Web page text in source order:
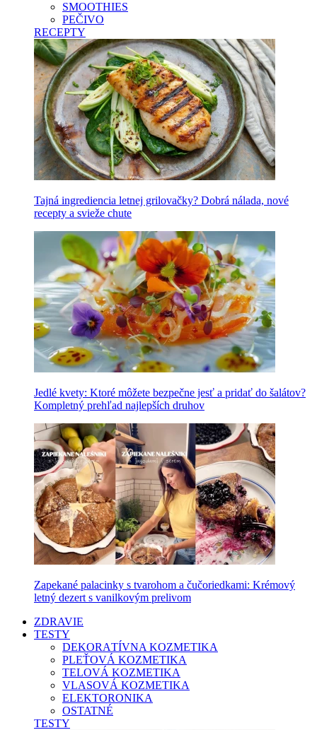
SMOOTHIES
PEČIVO
RECEPTY
Tajná ingrediencia letnej grilovačky? Dobrá nálada, nové
recepty a svieže chute
Jedlé kvety: Ktoré môžete bezpečne jesť a pridať do šalátov?
Kompletný prehľad najlepších druhov
Zapekané palacinky s tvarohom a čučoriedkami: Krémový
letný dezert s vanilkovým prelivom
ZDRAVIE
TESTY
DEKORATÍVNA KOZMETIKA
PLEŤOVÁ KOZMETIKA
TELOVÁ KOZMETIKA
VLASOVÁ KOZMETIKA
ELEKTORONIKA
OSTATNÉ
TESTY